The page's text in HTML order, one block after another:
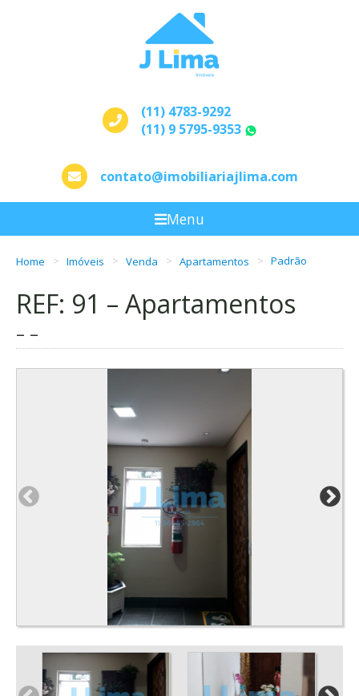
(11) 4783-9292
(11) 9 5795-9353
contato@imobiliariajlima.com
Menu
Home Imóveis Venda Apartamentos Padrão
REF: 91 – Apartamentos
– –